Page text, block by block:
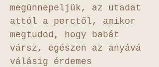
megünnepeljük, az utadat
attól a perctől, amikor
megtudod, hogy babát
vársz, egészen az anyává
válásig érdemes